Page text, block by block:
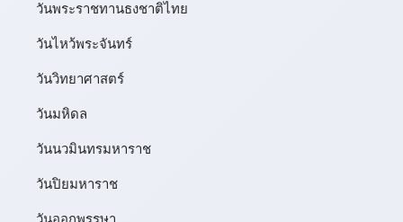
วันพระราชทานธงชาติไทย
วันไหว้พระจันทร์​
วันวิทยาศาสตร์
วันมหิดล
วันนวมินทรมหาราช
วันปิยมหาราช
วันออกพรรษา